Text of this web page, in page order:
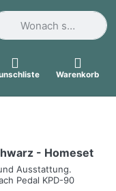
Sie einen
Warenkorb
- Homeset
Ausstattung.
Pedal KPD-90